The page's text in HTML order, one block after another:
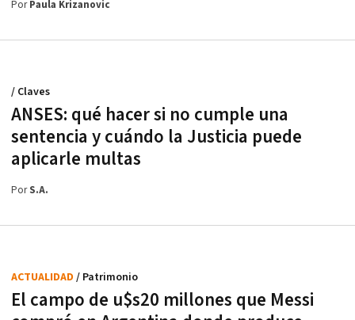
PorPaula Krizanovic
ANSES: qué hacer si no cumple una
sentencia y cuándo la Justicia puede
aplicarle multas
/ Claves
PorS.A.
El campo de u$s20 millones que Messi
ACTUALIDAD / Patrimonio